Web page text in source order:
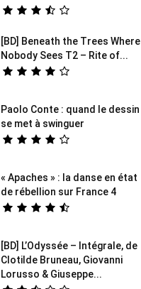
[BD] Beneath the Trees Where
Nobody Sees T2 – Rite of...
Paolo Conte : quand le dessin
se met à swinguer
« Apaches » : la danse en état
de rébellion sur France 4
[BD] L’Odyssée – Intégrale, de
Clotilde Bruneau, Giovanni
Lorusso & Giuseppe...